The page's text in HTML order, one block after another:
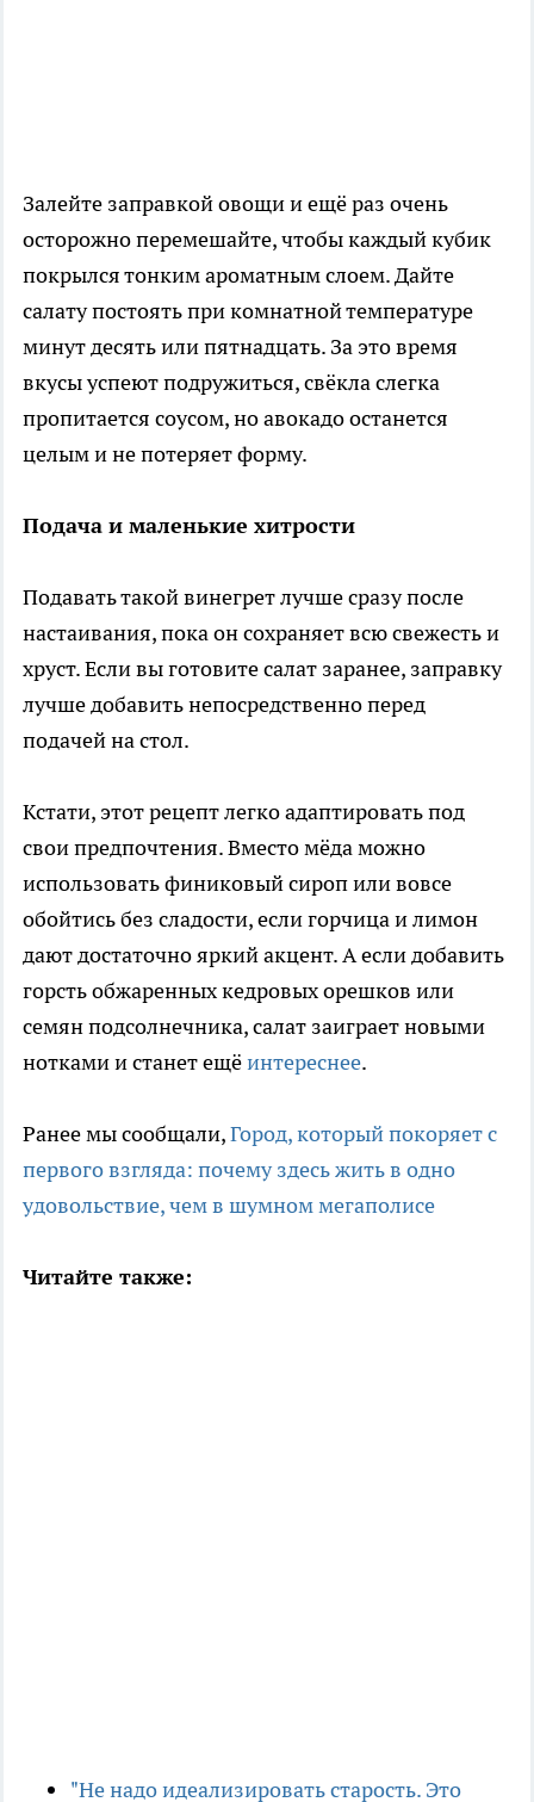
Залейте заправкой овощи и ещё раз очень
осторожно перемешайте, чтобы каждый кубик
покрылся тонким ароматным слоем. Дайте
салату постоять при комнатной температуре
минут десять или пятнадцать. За это время
вкусы успеют подружиться, свёкла слегка
пропитается соусом, но авокадо останется
целым и не потеряет форму.
Подача и маленькие хитрости
Подавать такой винегрет лучше сразу после
настаивания, пока он сохраняет всю свежесть и
хруст. Если вы готовите салат заранее, заправку
лучше добавить непосредственно перед
подачей на стол.
Кстати, этот рецепт легко адаптировать под
свои предпочтения. Вместо мёда можно
использовать финиковый сироп или вовсе
обойтись без сладости, если горчица и лимон
дают достаточно яркий акцент. А если добавить
горсть обжаренных кедровых орешков или
семян подсолнечника, салат заиграет новыми
нотками и станет ещёинтереснее.
Ранее мы сообщали,Город, который покоряет с
первого взгляда: почему здесь жить в одно
удовольствие, чем в шумном мегаполисе
Читайте также:
"Не надо идеализировать старость. Это